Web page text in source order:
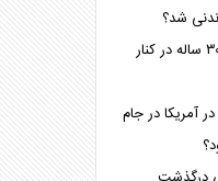
شد؟
درگذشت مسی؛ پایان یک دوره ۳۰ ساله در کنار
آمریکا در جام